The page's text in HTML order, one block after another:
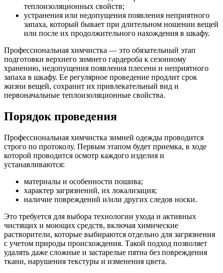
теплоизоляционных свойств;
устранения или недопущения появления неприятного
запаха, который бывает при длительном ношении вещей
или после их продолжительного нахождения в шкафу.
Профессиональная химчистка — это обязательный этап
подготовки верхнего зимнего гардероба к сезонному
хранению, недопущения появления плесени и неприятного
запаха в шкафу. Ее регулярное проведение продлит срок
жизни вещей, сохранит их привлекательный вид и
первоначальные теплоизоляционные свойства.
Порядок проведения
Профессиональная химчистка зимней одежды проводится
строго по протоколу. Первым этапом будет приемка, в ходе
которой проводится осмотр каждого изделия и
устанавливаются:
материалы и особенности пошива;
характер загрязнений, их локализация;
наличие повреждений и/или других следов носки.
Это требуется для выбора технологии ухода и активных
чистящих и моющих средств, включая химические
растворители, которые выбираются отдельно для загрязнения
с учетом природы происхождения. Такой подход позволяет
удалять даже сложные и застарелые пятна без повреждения
ткани, нарушения текстуры и изменения цвета.